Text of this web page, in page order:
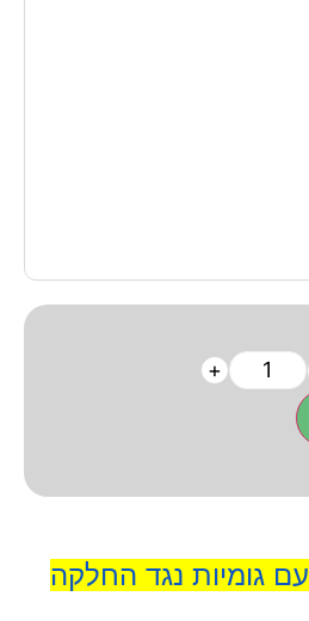
ספסל שוודי 330 עם גומיות נגד החלקה
+